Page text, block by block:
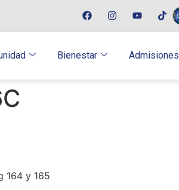
Bienestar Admisiones
164 y 165